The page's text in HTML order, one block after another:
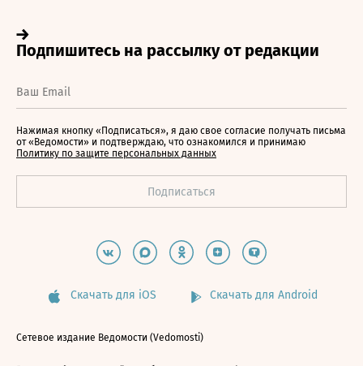
Нажимая кнопку «Подписаться», я даю свое согласие получать письма
от «Ведомости» и подтверждаю, что ознакомился и принимаю
Политику по защите персональных данных
Скачать для iOS Скачать для Android
Сетевое издание Ведомости (Vedomosti)